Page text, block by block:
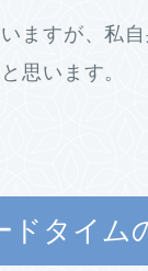
ますが、私
思います。
ドタイム